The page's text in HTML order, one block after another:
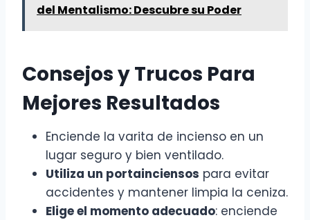
del Mentalismo: Descubre su Poder
Consejos y Trucos Para
Mejores Resultados
Enciende la varita de incienso en un
lugar seguro y bien ventilado.
Utiliza un portainciensos para evitar
accidentes y mantener limpia la ceniza.
Elige el momento adecuado: enciende